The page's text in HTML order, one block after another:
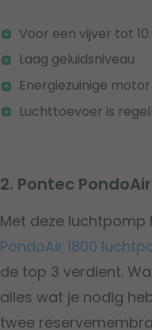
Voor een vijver tot
Laag geluidsniveau
Energiezuinige motor
Luchttoevoer is
2. Pontec
Met deze luchtpomp
PondoAir 1800
de top 3 verdient.
alles wat je nodig
twee